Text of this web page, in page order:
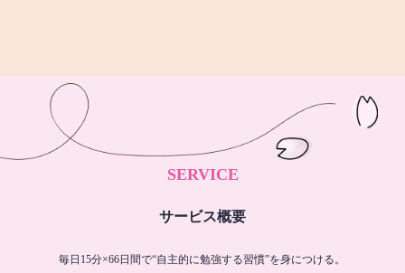
SERVICE
サービス概要
毎日15分×66日間で“自主的に勉強する習慣”を身につける。